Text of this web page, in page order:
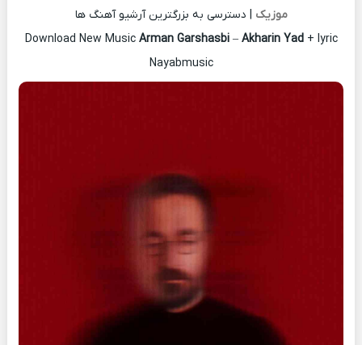
موزیک | دسترسی به بزرگترین آرشیو آهنگ ها
Download New Music Arman Garshasbi– Akharin Yad+ lyric
Nayabmusic